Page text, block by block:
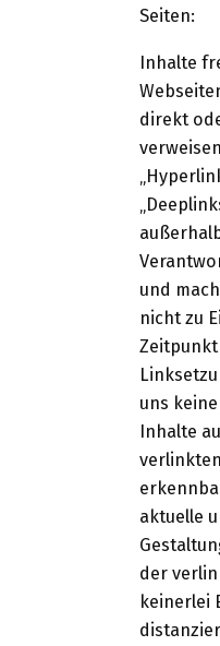
Seiten:
Inhalte
direkt
und
nicht zu
uns
Inhalte
aktuelle
der
keinerlei